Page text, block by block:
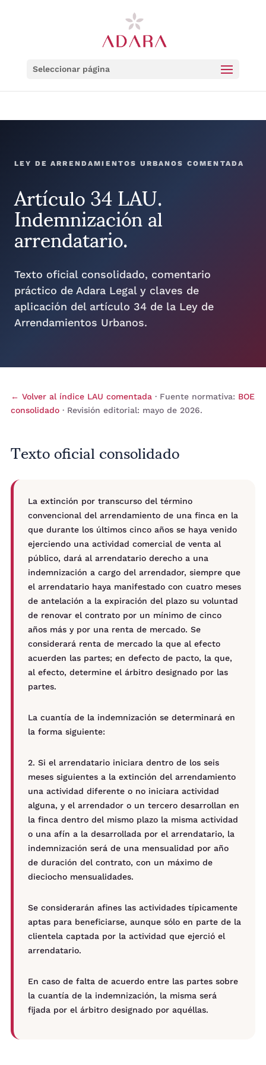
Seleccionar página
LEY DE ARRENDAMIENTOS URBANOS COMENTADA
Artículo 34 LAU.
Indemnización al
arrendatario.
Texto oficial consolidado, comentario
práctico de Adara Legal y claves de
aplicación del artículo 34 de la Ley de
Arrendamientos Urbanos.
← Volver al índice LAU comentada · Fuente normativa: BOE
consolidado · Revisión editorial: mayo de 2026.
Texto oficial consolidado
La extinción por transcurso del término
convencional del arrendamiento de una finca en la
que durante los últimos cinco años se haya venido
ejerciendo una actividad comercial de venta al
público, dará al arrendatario derecho a una
indemnización a cargo del arrendador, siempre que
el arrendatario haya manifestado con cuatro meses
de antelación a la expiración del plazo su voluntad
de renovar el contrato por un mínimo de cinco
años más y por una renta de mercado. Se
considerará renta de mercado la que al efecto
acuerden las partes; en defecto de pacto, la que,
al efecto, determine el árbitro designado por las
partes.
La cuantía de la indemnización se determinará en
la forma siguiente:
2. Si el arrendatario iniciara dentro de los seis
meses siguientes a la extinción del arrendamiento
una actividad diferente o no iniciara actividad
alguna, y el arrendador o un tercero desarrollan en
la finca dentro del mismo plazo la misma actividad
o una afín a la desarrollada por el arrendatario, la
indemnización será de una mensualidad por año
de duración del contrato, con un máximo de
dieciocho mensualidades.
Se considerarán afines las actividades típicamente
aptas para beneficiarse, aunque sólo en parte de la
clientela captada por la actividad que ejerció el
arrendatario.
En caso de falta de acuerdo entre las partes sobre
la cuantía de la indemnización, la misma será
fijada por el árbitro designado por aquéllas.